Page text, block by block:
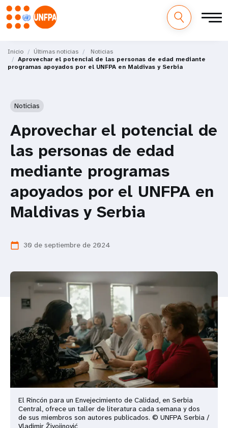
contenido
principal
M
a
Inicio Últimas noticias
Noticias
Aprovechar el potencial de las personas de edad mediante
programas apoyados por el UNFPA en Maldivas y Serbia
Noticias
Aprovechar el potencial de
las personas de edad
mediante programas
apoyados por el UNFPA en
Maldivas y Serbia
calendar_today 30 de septiembre de 2024
El Rincón para un Envejecimiento de Calidad, en Serbia
Central, ofrece un taller de literatura cada semana y dos
de sus miembros son autores publicados. © UNFPA Serbia /